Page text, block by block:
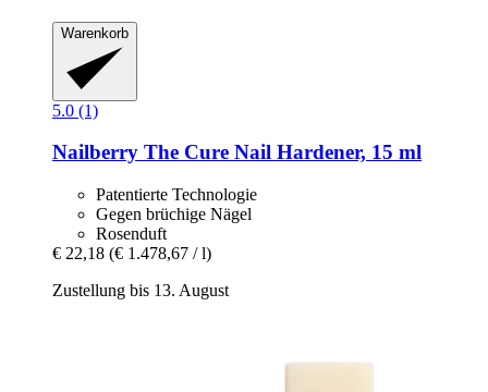
Warenkorb
5.0 (1)
Nailberry The Cure Nail Hardener, 15 ml
Patentierte Technologie
Gegen brüchige Nägel
Rosenduft
€ 22,18 (€ 1.478,67 / l)
Zustellung bis 13. August